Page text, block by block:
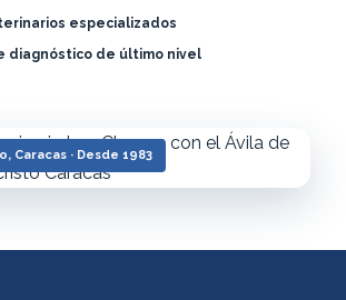
especializados
diagnóstico de último nivel
Caracas · Desde 1983